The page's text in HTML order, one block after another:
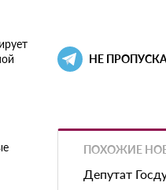
НЕ
ПОХОЖИЕ
Депутат